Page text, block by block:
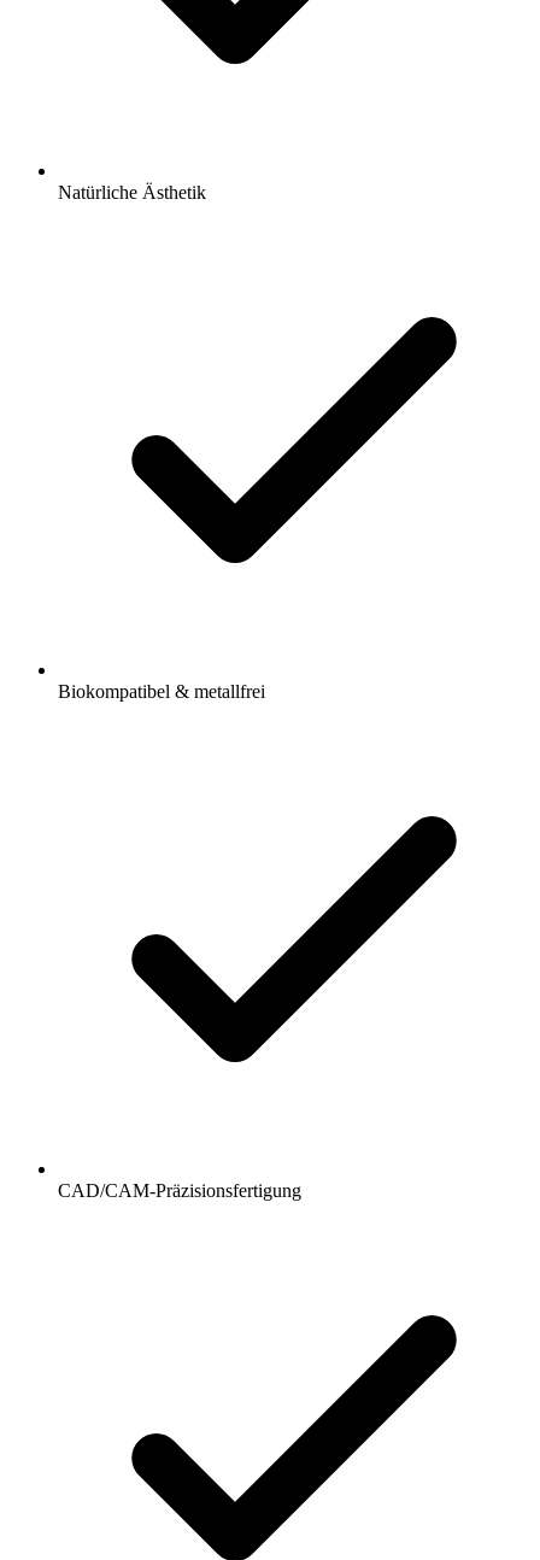
Natürliche Ästhetik
Biokompatibel & metallfrei
CAD/CAM-Präzisionsfertigung